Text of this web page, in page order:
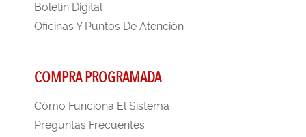
Boletín Digital
Oficinas Y Puntos De Atención
COMPRA PROGRAMADA
Cómo Funciona El Sistema
Preguntas Frecuentes